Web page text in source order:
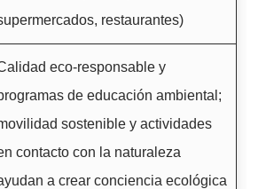
restaurantes)
eco-responsable y
de educación ambiental;
sostenible y actividades
contacto con la naturaleza
a crear conciencia ecológica